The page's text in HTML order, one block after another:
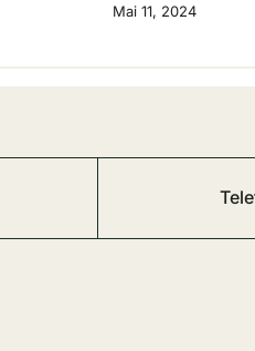
Mai 11, 2024